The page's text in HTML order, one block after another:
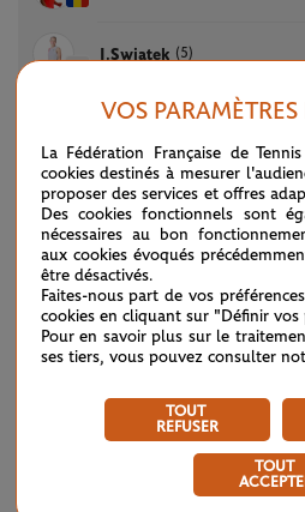
I.Swiatek (5)
M.Andreeva (6)
Y.Putintseva (32)
D.Kasatkina (17)
P.Badosa (10)
VOS
La Fédération Française de
cookies destinés à mesurer
proposer des services et offres
Des cookies fonctionnels sont
nécessaires au bon
aux cookies évoqués
être désactivés.
Faites-nous part de vos
cookies en cliquant sur "Définir vos
Pour en savoir plus sur le
ses tiers, vous pouvez consulter
TOUT
REFUSER
TOUT